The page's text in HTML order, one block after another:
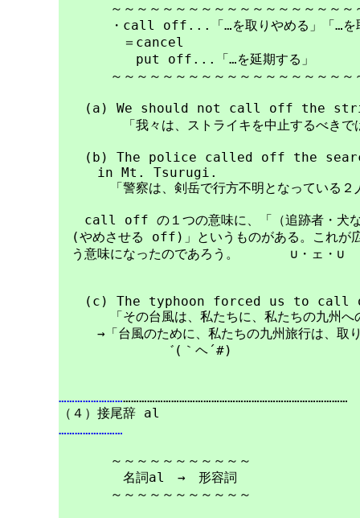
～～～～～～～～～～～～～～～～～～～
・call off...「…を取りやめる」「…を取
＝cancel
put off...「…を延期する」
～～～～～～～～～～～～～～～～～～～
(a) We should not call off the
「我々は、ストライキを中止するべきで
(b) The police called off the
in Mt. Tsurugi.
「警察は、剣岳で行方不明となっている２人
call off の１つの意味に、「（追跡者・犬
(やめさせる off)」というものがある。これが
う意味になったのであろう。　　　　∪・ェ・∪
(c) The typhoon forced us to call
「その台風は、私たちに、私たちの九州への
→「台風のために、私たちの九州旅行は、取り
゛(｀ヘ´#)　　　　　　　　　　(
………………………………………………………………………………………………
……………………
～～～～～～～～～～～
名詞al　→　形容詞
～～～～～～～～～～～